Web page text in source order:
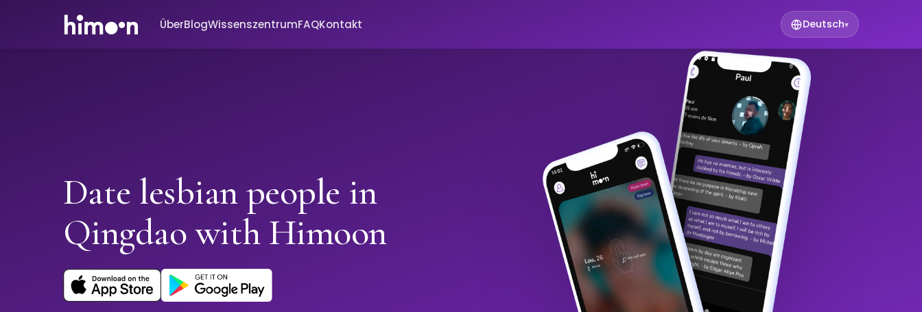
ÜberBlogWissenszentrumFAQKontakt Deutsch▾
Date lesbian people in
Qingdao with Himoon